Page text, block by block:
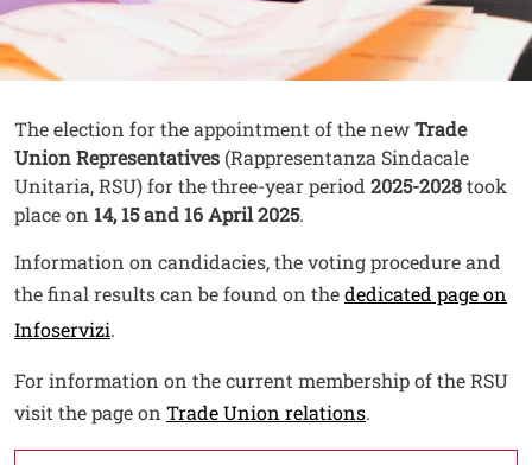
Contenuto
Testo
The election for the appointment of the newTrade
Union Representatives (Rappresentanza Sindacale
Unitaria, RSU) for the three-year period 2025-2028took
place on 14, 15 and 16 April 2025.
Information on candidacies, the voting procedure and
the final results can be found on thededicated page on
Infoservizi.
For information on the current membership of the RSU
visit the page on Trade Union relations.